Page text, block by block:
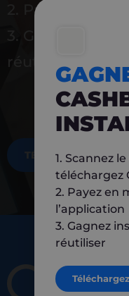
2. Payez en
3. Gagnez
réutiliser
TÉLÉCHARGEZ
1. Scannez
téléchargez
2. Payez en
l’application
3. Gagnez
réutiliser